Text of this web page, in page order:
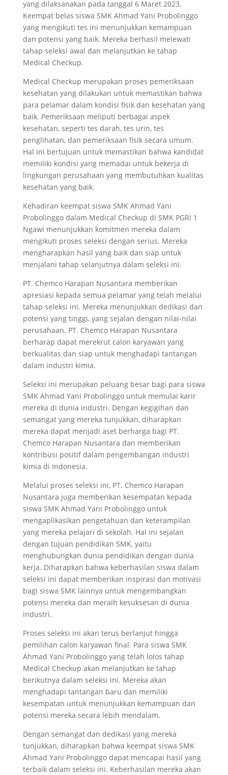
yang dilaksanakan pada tanggal 6 Maret 2023.
Keempat belas siswa SMK Ahmad Yani Probolinggo
yang mengikuti tes ini menunjukkan kemampuan
dan potensi yang baik. Mereka berhasil melewati
tahap seleksi awal dan melanjutkan ke tahap
Medical Checkup.
Medical Checkup merupakan proses pemeriksaan
kesehatan yang dilakukan untuk memastikan bahwa
para pelamar dalam kondisi fisik dan kesehatan yang
baik. Pemeriksaan meliputi berbagai aspek
kesehatan, seperti tes darah, tes urin, tes
penglihatan, dan pemeriksaan fisik secara umum.
Hal ini bertujuan untuk memastikan bahwa kandidat
memiliki kondisi yang memadai untuk bekerja di
lingkungan perusahaan yang membutuhkan kualitas
kesehatan yang baik.
Kehadiran keempat siswa SMK Ahmad Yani
Probolinggo dalam Medical Checkup di SMK PGRI 1
Ngawi menunjukkan komitmen mereka dalam
mengikuti proses seleksi dengan serius. Mereka
mengharapkan hasil yang baik dan siap untuk
menjalani tahap selanjutnya dalam seleksi ini.
PT. Chemco Harapan Nusantara memberikan
apresiasi kepada semua pelamar yang telah melalui
tahap seleksi ini. Mereka menunjukkan dedikasi dan
potensi yang tinggi, yang sejalan dengan nilai-nilai
perusahaan. PT. Chemco Harapan Nusantara
berharap dapat merekrut calon karyawan yang
berkualitas dan siap untuk menghadapi tantangan
dalam industri kimia.
Seleksi ini merupakan peluang besar bagi para siswa
SMK Ahmad Yani Probolinggo untuk memulai karir
mereka di dunia industri. Dengan kegigihan dan
semangat yang mereka tunjukkan, diharapkan
mereka dapat menjadi aset berharga bagi PT.
Chemco Harapan Nusantara dan memberikan
kontribusi positif dalam pengembangan industri
kimia di Indonesia.
Melalui proses seleksi ini, PT. Chemco Harapan
Nusantara juga memberikan kesempatan kepada
siswa SMK Ahmad Yani Probolinggo untuk
mengaplikasikan pengetahuan dan keterampilan
yang mereka pelajari di sekolah. Hal ini sejalan
dengan tujuan pendidikan SMK, yaitu
menghubungkan dunia pendidikan dengan dunia
kerja. Diharapkan bahwa keberhasilan siswa dalam
seleksi ini dapat memberikan inspirasi dan motivasi
bagi siswa SMK lainnya untuk mengembangkan
potensi mereka dan meraih kesuksesan di dunia
industri.
Proses seleksi ini akan terus berlanjut hingga
pemilihan calon karyawan final. Para siswa SMK
Ahmad Yani Probolinggo yang telah lolos tahap
Medical Checkup akan melanjutkan ke tahap
berikutnya dalam seleksi ini. Mereka akan
menghadapi tantangan baru dan memiliki
kesempatan untuk menunjukkan kemampuan dan
potensi mereka secara lebih mendalam.
Dengan semangat dan dedikasi yang mereka
tunjukkan, diharapkan bahwa keempat siswa SMK
Ahmad Yani Probolinggo dapat mencapai hasil yang
terbaik dalam seleksi ini. Keberhasilan mereka akan